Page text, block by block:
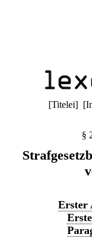
[Titelei] [
§
Erster